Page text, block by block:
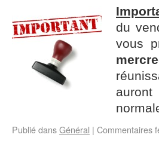
du
vous
Publié dansGénéral | Commentaires